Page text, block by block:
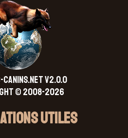
V2.0.0
© 2008-2026
Utiles